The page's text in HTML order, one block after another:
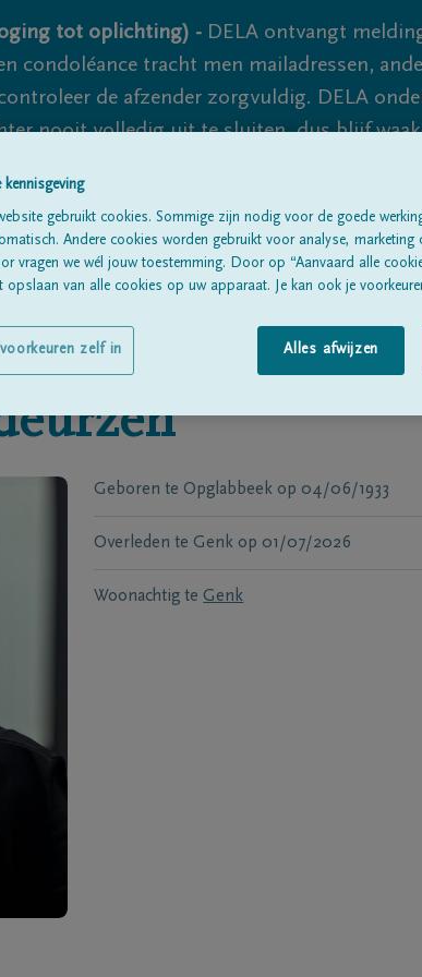
tot oplichting) - DELA ontvangt
condoléance tracht men mailadressen,
de afzender zorgvuldig. DELA
nooit volledig uit te sluiten, dus blijf
Alle
Geboren te Opglabbeek op 04/06/1933
Overleden te Genk op 01/07/2026
Woonachtig te Genk
kennisgeving
gebruikt cookies. Sommige zijn nodig voor de goede
Andere cookies worden gebruikt voor analyse, marketing
vragen we wél jouw toestemming. Door op “Aanvaard alle
opslaan van alle cookies op uw apparaat. Je kan ook je
Alles afwijzen
zelf in